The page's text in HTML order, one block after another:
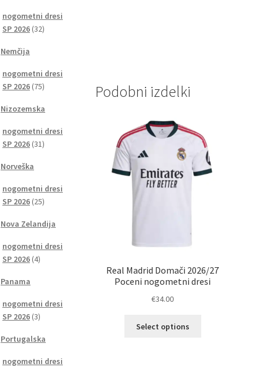
Podobni izdelki
Real Madrid Domači 2026/27
Poceni nogometni dresi
€34.00
Select options
nogometni dresi
SP 2026 3232
Nemčija
nogometni dresi
SP 2026 7575
Nizozemska
nogometni dresi
SP 2026 3131
Norveška
nogometni dresi
SP 2026 2525
Nova Zelandija
nogometni dresi
SP 2026 44
Panama
nogometni dresi
SP 2026 33
Portugalska
nogometni dresi